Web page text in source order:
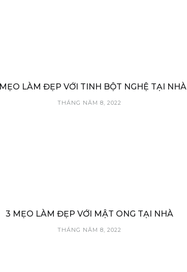
LÀM ĐẸP VỚI TINH BỘT NGHỆ TẠI NHÀ
THÁNG NĂM 8, 2022
3 MẸO LÀM ĐẸP VỚI MẬT ONG TẠI NHÀ
THÁNG NĂM 8, 2022